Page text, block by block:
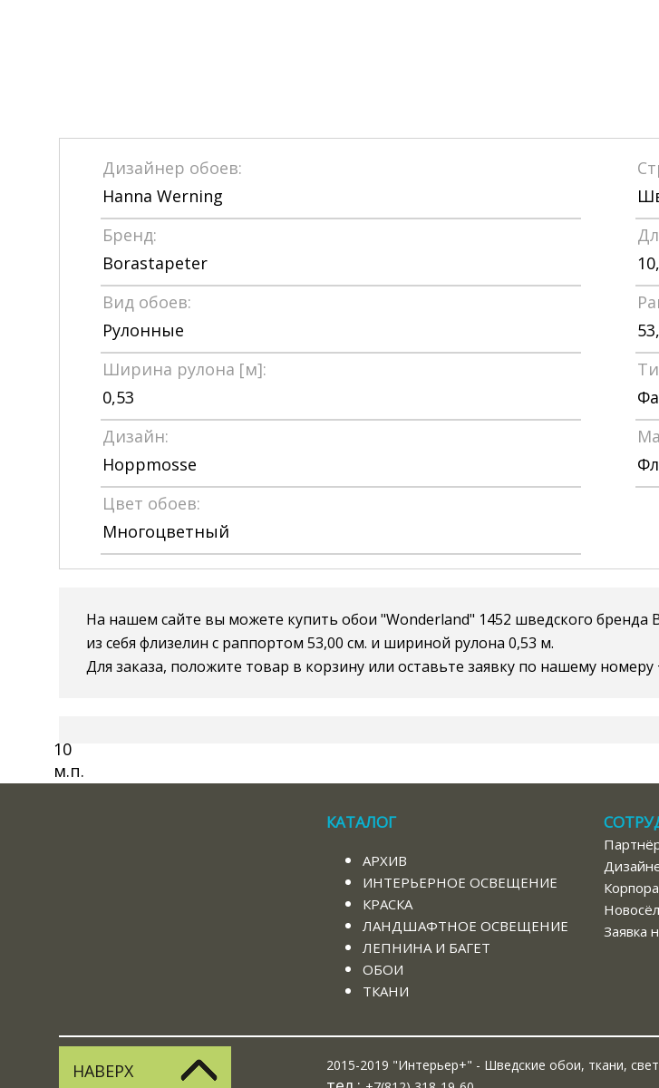
10
м.п.
Дизайнер обоев:
Hanna Werning
Бренд:
Borastapeter
Вид обоев:
Рулонные
Ширина рулона [м]:
0,53
Дизайн:
Hoppmosse
Цвет обоев:
Многоцветный
На нашем сайте вы можете купить обои "Wonderland" 1452 шведского
из себя флизелин с раппортом 53,00 см. и шириной рулона 0,53 м.
Для заказа, положите товар в корзину или оставьте заявку по нашему номеру
КАТАЛОГ
АРХИВ
ИНТЕРЬЕРНОЕ ОСВЕЩЕНИЕ
КРАСКА
ЛАНДШАФТНОЕ ОСВЕЩЕНИЕ
ЛЕПНИНА И БАГЕТ
ОБОИ
ТКАНИ
Заявка
НАВЕРХ 2015-2019 "Интерьер+" - Шведские обои, ткани,